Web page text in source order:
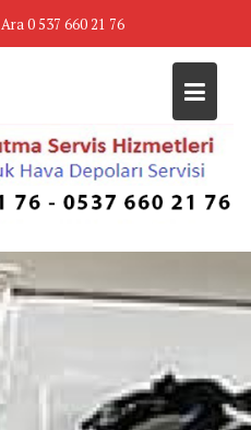
Ara 0 537 660 21 76